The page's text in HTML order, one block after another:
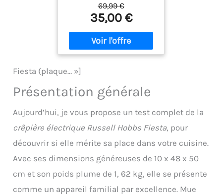
69,99 €
35,00 €
Fiesta (plaque… »]
Présentation générale
Aujourd’hui, je vous propose un test complet de la
crêpière électrique Russell Hobbs Fiesta, pour
découvrir si elle mérite sa place dans votre cuisine.
Avec ses dimensions généreuses de 10 x 48 x 50
cm et son poids plume de 1, 62 kg, elle se présente
comme un appareil familial par excellence. Mue